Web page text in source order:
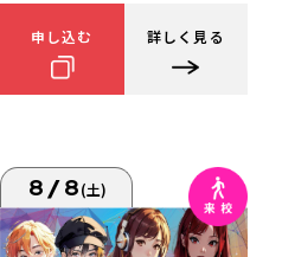
申し込む 詳しく見る
8/8(土)